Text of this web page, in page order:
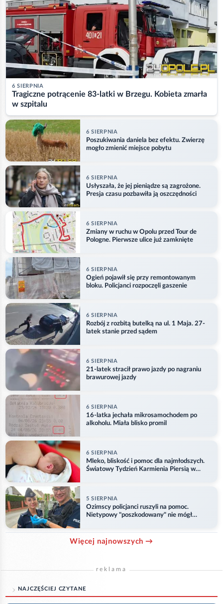
6 SIERPNIA
Tragiczne potrącenie 83-latki w Brzegu. Kobieta zmarła
w szpitalu
6 SIERPNIA
Poszukiwania daniela bez efektu. Zwierzę
mogło zmienić miejsce pobytu
6 SIERPNIA
Usłyszała, że jej pieniądze są zagrożone.
Presja czasu pozbawiła ją oszczędności
6 SIERPNIA
Zmiany w ruchu w Opolu przed Tour de
Pologne. Pierwsze ulice już zamknięte
6 SIERPNIA
Ogień pojawił się przy remontowanym
bloku. Policjanci rozpoczęli gaszenie
6 SIERPNIA
Rozbój z rozbitą butelką na ul. 1 Maja. 27-
latek stanie przed sądem
6 SIERPNIA
21-latek stracił prawo jazdy po nagraniu
brawurowej jazdy
6 SIERPNIA
16-latka jechała mikrosamochodem po
alkoholu. Miała blisko promil
6 SIERPNIA
Mleko, bliskość i pomoc dla najmłodszych.
Światowy Tydzień Karmienia Piersią w
5 SIERPNIA
Ozimscy policjanci ruszyli na pomoc.
Nietypowy "poszkodowany" nie mógł
Więcej najnowszych →
reklama
NAJCZĘŚCIEJ CZYTANE